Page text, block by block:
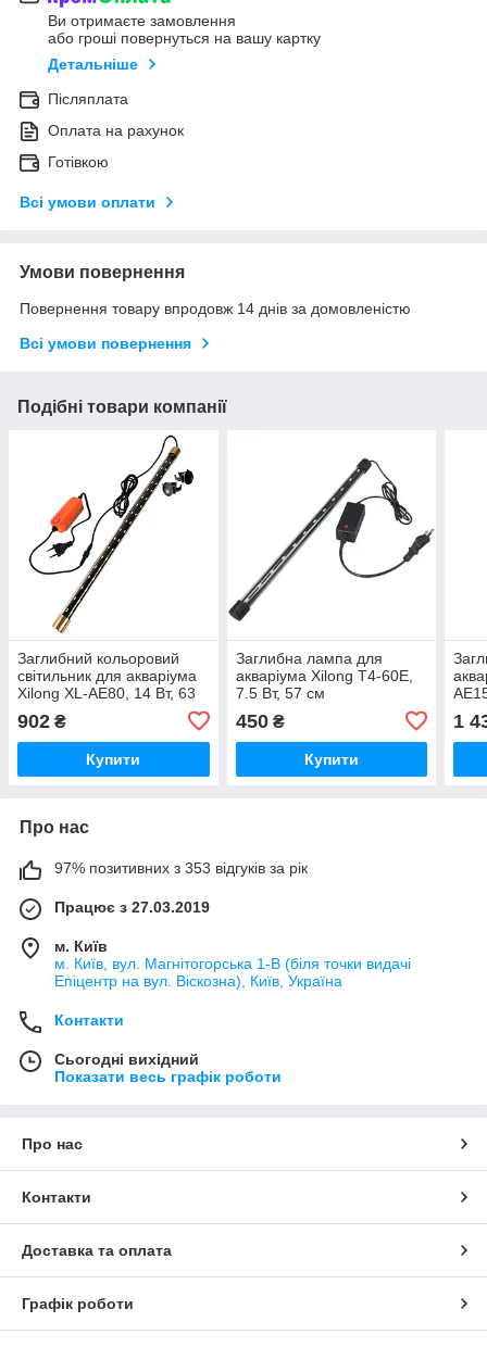
Ви отримаєте замовлення
або гроші повернуться на вашу картку
Детальніше
Післяплата
Оплата на рахунок
Готівкою
Всі умови оплати
Умови повернення
Повернення товару впродовж 14 днів за домовленістю
Всі умови повернення
Подібні товари компанії
Заглибний кольоровий
світильник для акваріума
Xilong XL-AE80, 14 Вт, 63
кольорів
902 ₴
Купити
Заглибна лампа для
акваріума Xilong T4-60E,
7.5 Вт, 57 см
450₴
Купити
1
Про нас
97% позитивних з 353 відгуків за рік
Працює з 27.03.2019
м. Київ
м. Київ, вул. Магнітогорська 1-В (біля точки видачі
Епіцентр на вул. Віскозна), Київ, Україна
Контакти
Сьогодні вихідний
Показати весь графік роботи
Про нас
Контакти
Доставка та оплата
Графік роботи